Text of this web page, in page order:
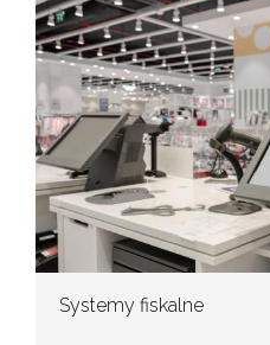
Systemy fiskalne